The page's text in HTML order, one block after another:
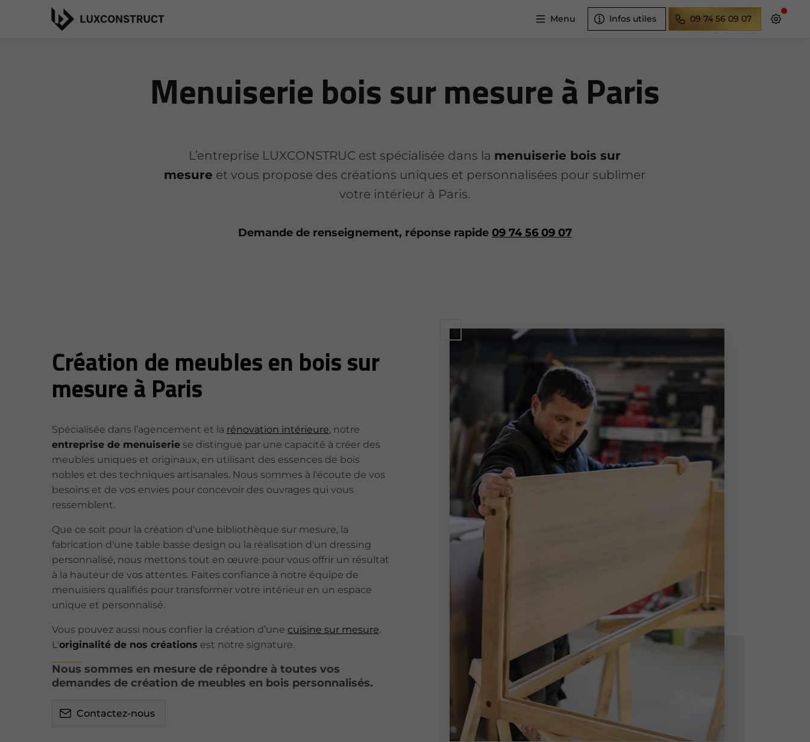
Menu Infos utiles 09 74 56 09 07
Menuiserie bois sur mesure à Paris
L’entreprise LUXCONSTRUC est spécialisée dans la menuiserie bois sur
mesure et vous propose des créations uniques et personnalisées pour sublimer
votre intérieur à Paris.
Demande de renseignement, réponse rapide 09 74 56 09 07
Création de meubles en bois sur
mesure à Paris
Spécialisée dans l’agencement et la rénovation intérieure, notre
entreprise de menuiseriese distingue par une capacité à créer des
meubles uniques et originaux, en utilisant des essences de bois
nobles et des techniques artisanales. Nous sommes à l'écoute de vos
besoins et de vos envies pour concevoir des ouvrages qui vous
ressemblent.
Que ce soit pour la création d'une bibliothèque sur mesure, la
fabrication d'une table basse design ou la réalisation d'un dressing
personnalisé, nous mettons tout en œuvre pour vous offrir un résultat
à la hauteur de vos attentes. Faites confiance à notre équipe de
menuisiers qualifiés pour transformer votre intérieur en un espace
unique et personnalisé.
Vous pouvez aussi nous confier la création d’une cuisine sur mesure.
L'originalité de nos créations est notre signature.
Nous sommes en mesure de répondre à toutes vos
demandes de création de meubles en bois personnalisés.
Contactez-nous